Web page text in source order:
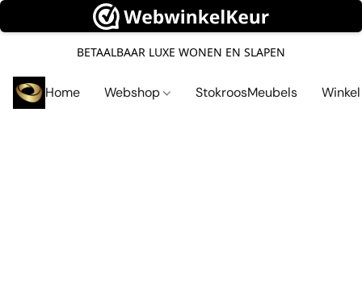
BETAALBAAR LUXE WONEN EN SLAPEN
Home Webshop StokroosMeubels